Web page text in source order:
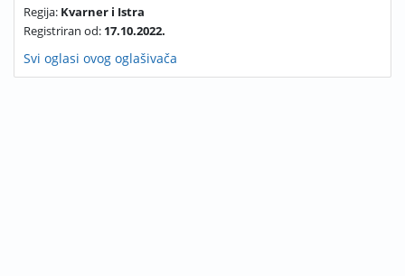
Regija: Kvarner i Istra
Registriran od: 17.10.2022.
Svi oglasi ovog oglašivača